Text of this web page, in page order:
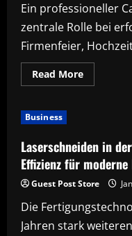
Ein professioneller
zentrale Rolle bei
Firmenfeier,
Read MoreRead
more
für
gelungene
Business
Laserschneiden in
Effizienz für
Guest Post Store
Die
Jahren stark